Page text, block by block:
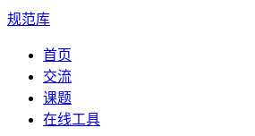
规范库
首页
交流
课题
在线工具